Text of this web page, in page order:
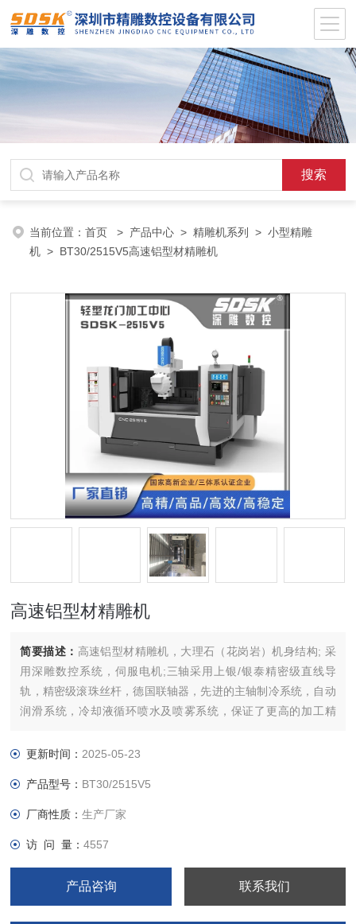
当前位置：首页 > 产品中心 >精雕机系列 >小型精雕
机 > BT30/2515V5高速铝型材精雕机
高速铝型材精雕机
简要描述： 高速铝型材精雕机，大理石（花岗岩）机身结构; 采
用深雕数控系统，伺服电机;三轴采用上银/银泰精密级直线导
轨，精密级滚珠丝杆，德国联轴器，先进的主轴制冷系统，自动
润滑系统，冷却液循环喷水及喷雾系统，保证了更高的加工精
更新时间： 2025-05-23
产品型号： BT30/2515V5
厂商性质：生产厂家
访 问 量：4557
产品咨询 联系我们